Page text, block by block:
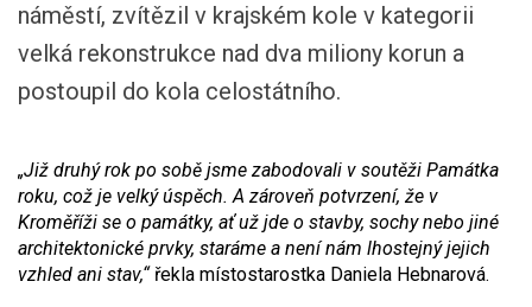
náměstí, zvítězil v krajském kole v kategorii
velká rekonstrukce nad dva miliony korun a
postoupil do kola celostátního.
„Již druhý rok po sobě jsme zabodovali v soutěži Památka
roku, což je velký úspěch. A zároveň potvrzení, že v
Kroměříži se o památky, ať už jde o stavby, sochy nebo jiné
architektonické prvky, staráme a není nám lhostejný jejich
vzhled ani stav,“řekla místostarostka Daniela Hebnarová.